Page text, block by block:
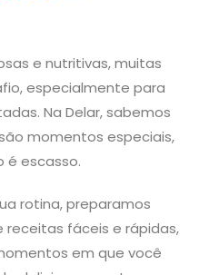
e nutritivas, muitas
especialmente para
Na Delar, sabemos
momentos especiais,
é escasso.
rotina, preparamos
fáceis e rápidas,
em que você